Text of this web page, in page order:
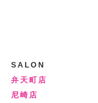
SALON
弁天町店
尼崎店